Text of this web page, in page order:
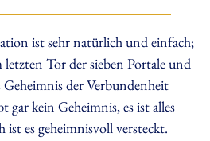
ist sehr natürlich und einfach;
Tor der sieben Portale und
Geheimnis der Verbundenheit
gar kein Geheimnis, es ist alles
ist es geheimnisvoll versteckt.